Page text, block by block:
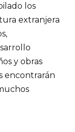
los
extranjera
y obras
encontrarán